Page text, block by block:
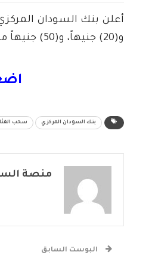
و(20) جنيهاً، و(50) جنيهاً من التداول ويُمنح مهلة ثلاثة أشهر لاستبدال هذه الفئات.
بنك السودان المركزي سحب
منصة
البوست السابق